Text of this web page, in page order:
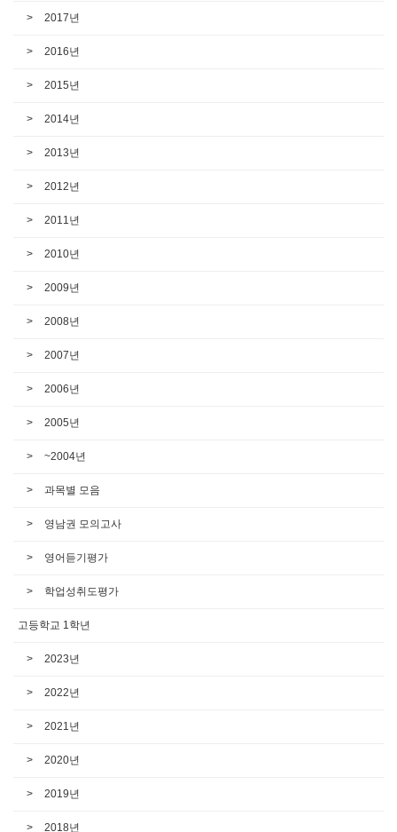
2017년
2016년
2015년
2014년
2013년
2012년
2011년
2010년
2009년
2008년
2007년
2006년
2005년
~2004년
과목별 모음
영남권 모의고사
영어듣기평가
학업성취도평가
고등학교 1학년
2023년
2022년
2021년
2020년
2019년
2018년